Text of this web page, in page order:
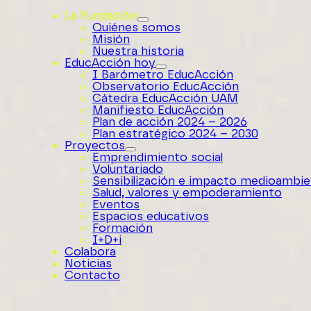
La Fundación
Quiénes somos
Misión
Nuestra historia
EducAcción hoy
I Barómetro EducAcción
Observatorio EducAcción
Cátedra EducAcción UAM
Manifiesto EducAcción
Plan de acción 2024 – 2026
Plan estratégico 2024 – 2030
Proyectos
Emprendimiento social
Voluntariado
Sensibilización e impacto
Salud, valores y empoderamiento
Eventos
Espacios educativos
Formación
I+D+i
Colabora
Noticias
Contacto